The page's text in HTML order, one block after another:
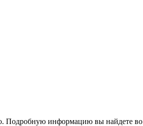
Подробную информацию вы найдете во